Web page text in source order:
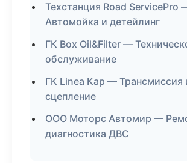
Техстанция Road ServicePro
Автомойка и детейлинг
ГК Box Oil&Filter —
обслуживание
ГК Linea Кар — Трансмиссия
сцепление
ООО Моторс Автомир —
диагностика ДВС